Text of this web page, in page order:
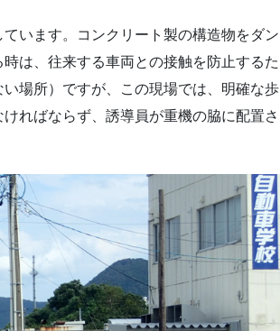
います。コンクリート製の構造物をダン
は、往来する車両との接触を防止するた
場所）ですが、この現場では、明確な歩
ればならず、誘導員が重機の脇に配置さ